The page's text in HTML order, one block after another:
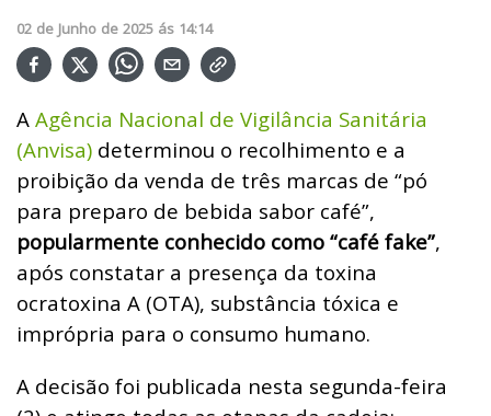
02 de Junho de 2025 ás 14:14
A Agência Nacional de Vigilância Sanitária
(Anvisa) determinou o recolhimento e a
proibição da venda de três marcas de “pó
para preparo de bebida sabor café”,
popularmente conhecido como “café fake”,
após constatar a presença da toxina
ocratoxina A (OTA), substância tóxica e
imprópria para o consumo humano.
A decisão foi publicada nesta segunda-feira